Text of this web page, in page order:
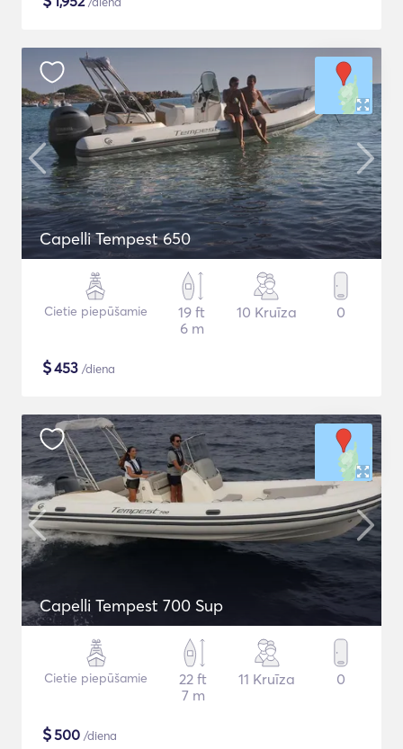
Capelli Tempest 650
Cietie piepūšamie
19 ft
6 m
10 Kruīza 0
$453 /diena
Capelli Tempest 700 Sup
Cietie piepūšamie
22 ft
7 m
11 Kruīza 0
$500 /diena